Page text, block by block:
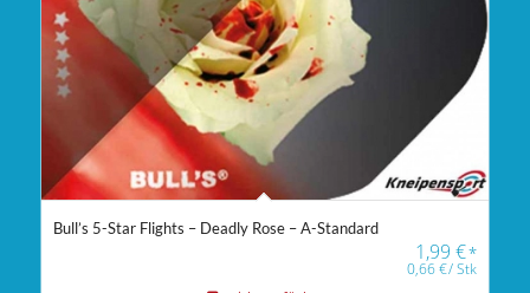
Bull’s 5-Star Flights – Deadly Rose – A-Standard
1,99€*
0,66€/Stk